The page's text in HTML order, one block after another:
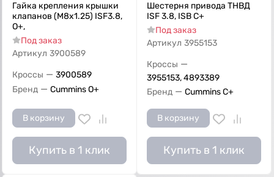
Гайка крепления крышки
клапанов (M8x1.25) ISF3.8,
О+,
Под заказ
Артикул 3900589
Кроссы — 3900589
Бренд — Cummins O+
В корзину
Купить в 1 клик
Шестерня привода ТНВД
ISF 3.8, ISB С+
Под заказ
Артикул 3955153
Кроссы —
3955153, 4893389
Бренд — Cummins C+
В корзину
Купить в 1 клик